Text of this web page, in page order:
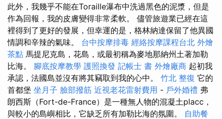
此外，我幾乎不能在Toraille瀑布中洗過黑色的泥漿，但是
作為回報，我的皮膚變得非常柔軟。 儘管旅遊業已經在這
裡得到了更好的發展，但幸運的是，格林納達保留了他異國
情調和辛辣的氣味。 台中按摩排毒 經絡按摩課程台北 外燴
茶點 馬提尼克島，花島，或最初稱為麥地那納州土著加勒
比海。 腳底按摩教學 護照換發 記帳士 書 外燴廠商 起初我
承認，法國島並沒有將其竊取到我的心中。 竹北 整復 它的
首都堡 坐月子 臉部撥筋 近視老花雷射費用 - 戶外婚禮 弗
朗西斯（Fort-de-France）是一種無人物的混凝土placc，
與較小的島嶼相比，它缺乏所有加勒比海的氛圍。 自助餐